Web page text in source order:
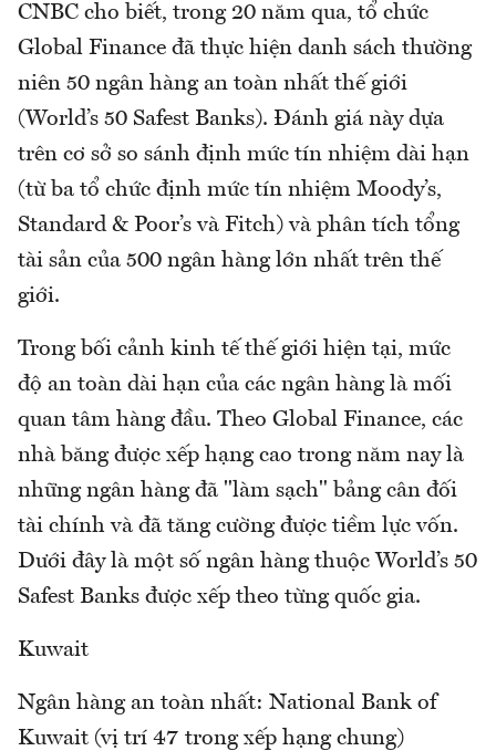
CNBC cho biết, trong 20 năm qua, tổ chức
Global Finance đã thực hiện danh sách thường
niên 50 ngân hàng an toàn nhất thế giới
(World’s 50 Safest Banks). Đánh giá này dựa
trên cơ sở so sánh định mức tín nhiệm dài hạn
(từ ba tổ chức định mức tín nhiệm Moody’s,
Standard & Poor’s và Fitch) và phân tích tổng
tài sản của 500 ngân hàng lớn nhất trên thế
giới.
Trong bối cảnh kinh tế thế giới hiện tại, mức
độ an toàn dài hạn của các ngân hàng là mối
quan tâm hàng đầu. Theo Global Finance, các
nhà băng được xếp hạng cao trong năm nay là
những ngân hàng đã "làm sạch" bảng cân đối
tài chính và đã tăng cường được tiềm lực vốn.
Dưới đây là một số ngân hàng thuộc World’s 50
Safest Banks được xếp theo từng quốc gia.
Kuwait
Ngân hàng an toàn nhất: National Bank of
Kuwait (vị trí 47 trong xếp hạng chung)